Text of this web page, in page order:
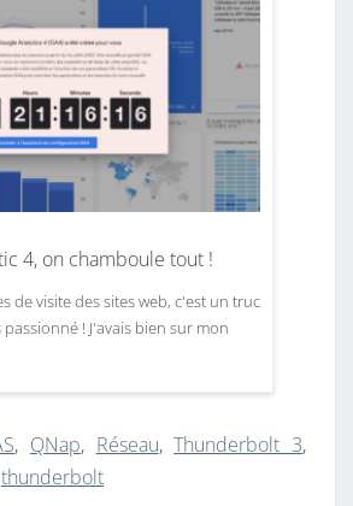
4, on chamboule tout !
de visite des sites web, c'est un truc
! J'avais bien sur mon
, QNap, Réseau,Thunderbolt 3,
thunderbolt